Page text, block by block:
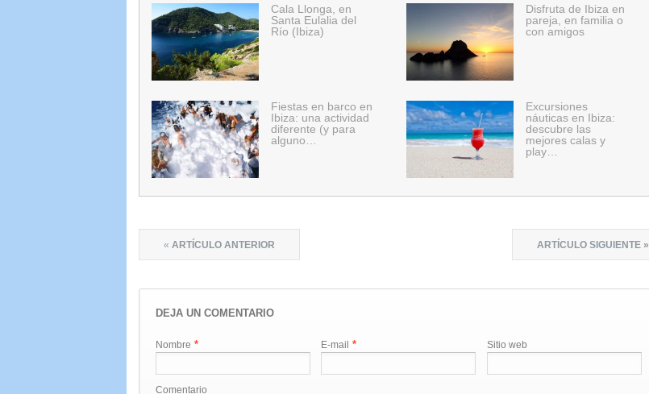
Cala Llonga, en
Santa Eulalia del
Río (Ibiza)
Disfruta de Ibiza en
pareja, en familia o
con amigos
Fiestas en barco en
Ibiza: una actividad
diferente (y para
alguno…
Excursiones
náuticas en Ibiza:
descubre las
mejores calas y
play…
« ARTÍCULO ANTERIOR ARTÍCULO SIGUIENTE »
DEJA UN COMENTARIO
Nombre * E-mail * Sitio web
Comentario